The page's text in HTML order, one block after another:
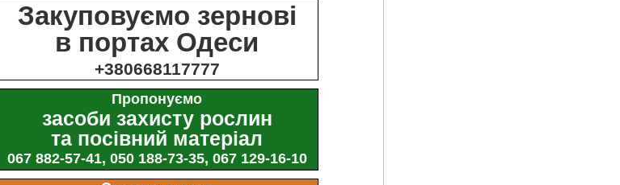
Закуповуємо зернові
в портах Одеси
+380668117777
Пропонуємо
засоби захисту рослин
та посівний матеріал
067 882-57-41, 050 188-73-35, 067 129-16-10